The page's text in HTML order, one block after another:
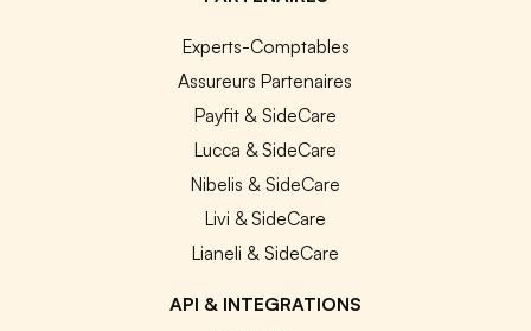
Experts-Comptables
Assureurs Partenaires
Payfit & SideCare
Lucca & SideCare
Nibelis & SideCare
Livi & SideCare
Lianeli & SideCare
API & INTEGRATIONS